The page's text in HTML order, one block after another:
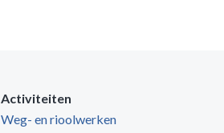
Activiteiten
Weg- en rioolwerken